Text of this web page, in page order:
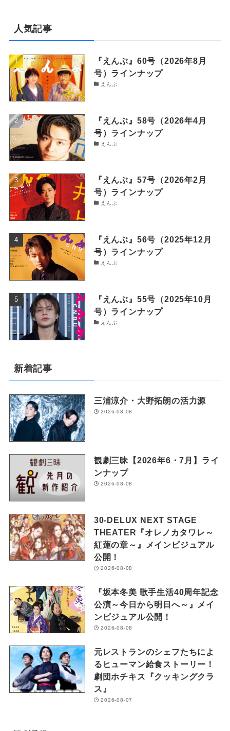
人気記事
『えんぶ』60号（2026年8月
号）ラインナップ
えんぶ
『えんぶ』58号（2026年4月
号）ラインナップ
えんぶ
『えんぶ』57号（2026年2月
号）ラインナップ
えんぶ
『えんぶ』56号（2025年12月
号）ラインナップ
えんぶ
『えんぶ』55号（2025年10月
号）ラインナップ
えんぶ
新着記事
三浦涼介・大野拓朗の活力源
2026-08-08
観劇三昧【2026年6・7月】ライ
ンナップ
2026-08-08
30-DELUX NEXT STAGE
THEATER『オレノカタワレ～
紅蓮の章～』メインビジュアル
公開！
2026-08-08
『坂本冬美 歌手生活40周年記念
公演～今日から明日へ～』メイ
ンビジュアル公開！
2026-08-08
元レストランのシェフたちによ
るヒューマン給食ストーリー！
劇団ホチキス『クッキングクラ
ス』
2026-08-07